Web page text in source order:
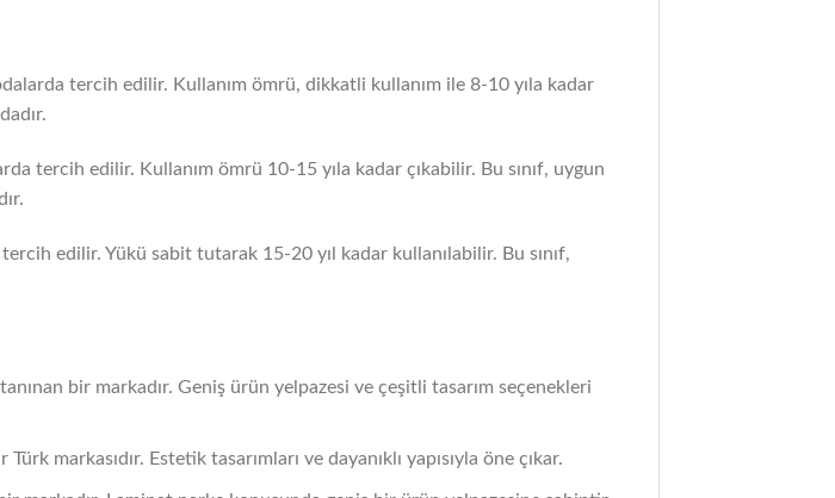
tercih edilir. Kullanım ömrü, dikkatli kullanım ile 8-10 yıla kadar
tercih edilir. Kullanım ömrü 10-15 yıla kadar çıkabilir. Bu sınıf, uygun
edilir. Yükü sabit tutarak 15-20 yıl kadar kullanılabilir. Bu sınıf,
bir markadır. Geniş ürün yelpazesi ve çeşitli tasarım seçenekleri
markasıdır. Estetik tasarımları ve dayanıklı yapısıyla öne çıkar.